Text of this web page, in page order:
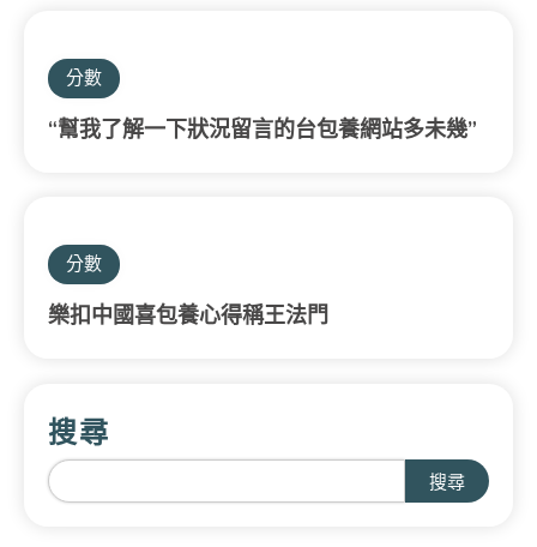
分數
“幫我了解一下狀況留言的台包養網站多未幾”
分數
樂扣中國喜包養心得稱王法門
搜尋
搜尋